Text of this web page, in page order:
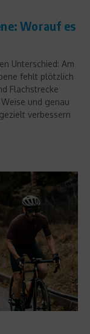
Worauf es
Unterschied: Am
fehlt plötzlich
Flachstrecke
und genau
verbessern